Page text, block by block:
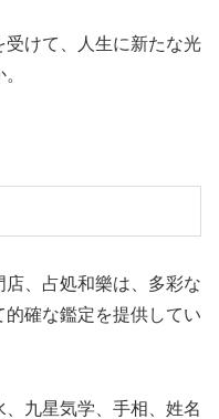
けて、人生に新たな光
、占処和樂は、多彩な
確な鑑定を提供してい
九星気学、手相、姓名